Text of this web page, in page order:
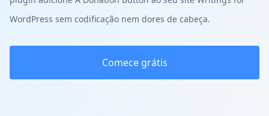
WordPress sem codificação nem dores de cabeça.
Comece grátis